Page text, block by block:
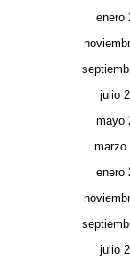
enero
julio
mayo
marzo
enero
julio